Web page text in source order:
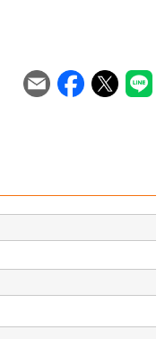
【宅配80サイズ】定
04）
【広告入
能）※キャンペーン
番段ボール箱（DA0
イズ 段ボ